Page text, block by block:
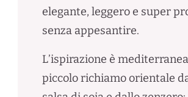
elegante, leggero e super
senza appesantire.
L’ispirazione è
piccolo richiamo orientale